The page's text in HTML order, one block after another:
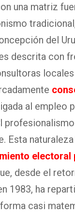
una matriz
del
descrita con
al empleo
profesionalismo
Esta
electoral
desde el
1983, ha
casi